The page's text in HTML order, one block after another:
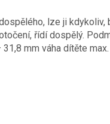
lze ji kdykoliv,
řídí dospělý.
mm váha dítěte